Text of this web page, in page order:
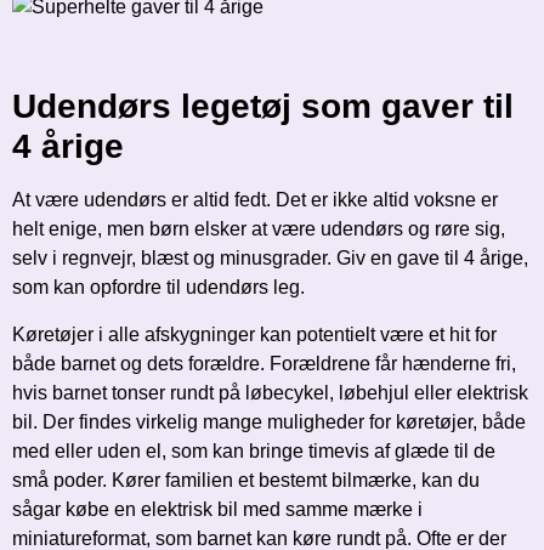
Udendørs legetøj som gaver til
4 årige
At være udendørs er altid fedt. Det er ikke altid voksne er
helt enige, men børn elsker at være udendørs og røre sig,
selv i regnvejr, blæst og minusgrader. Giv en gave til 4 årige,
som kan opfordre til udendørs leg.
Køretøjer i alle afskygninger kan potentielt være et hit for
både barnet og dets forældre. Forældrene får hænderne fri,
hvis barnet tonser rundt på løbecykel, løbehjul eller elektrisk
bil. Der findes virkelig mange muligheder for køretøjer, både
med eller uden el, som kan bringe timevis af glæde til de
små poder. Kører familien et bestemt bilmærke, kan du
sågar købe en elektrisk bil med samme mærke i
miniatureformat, som barnet kan køre rundt på. Ofte er der